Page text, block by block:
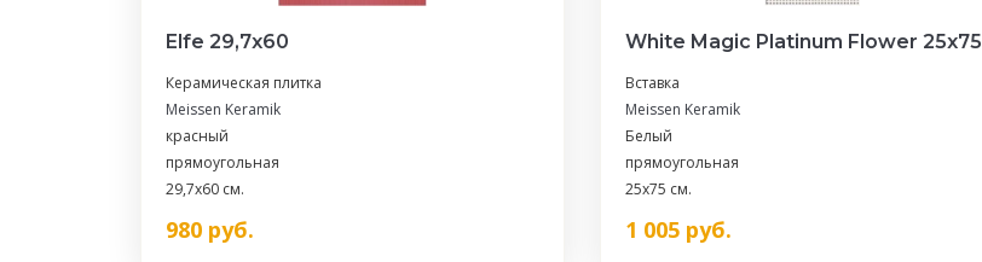
Elfe 29,7х60
Керамическая плитка
Meissen Keramik
красный
прямоугольная
29,7x60 см.
980 руб.
White Magic Platinum Flower 25х75
Вставка
Meissen Keramik
Белый
прямоугольная
25x75 см.
1 005руб.